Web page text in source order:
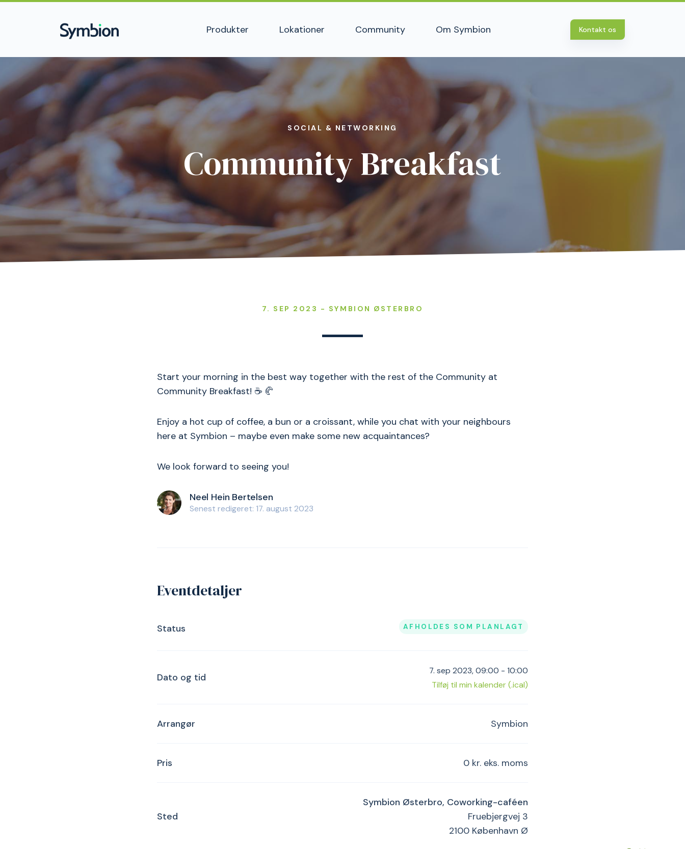
Produkter Lokationer Community Om Symbion Kontakt os
SOCIAL & NETWORKING
Community Breakfast
7. SEP 2023 - SYMBION ØSTERBRO
Start your morning in the best way together with the rest of the Community at
Community Breakfast! ☕ 🥐
Enjoy a hot cup of coffee, a bun or a croissant, while you chat with your neighbours
here at Symbion – maybe even make some new acquaintances?
We look forward to seeing you!
Neel Hein Bertelsen
Senest redigeret: 17. august 2023
Eventdetaljer
Status AFHOLDES SOM PLANLAGT
Dato og tid
7. sep 2023, 09:00 - 10:00
Tilføj til min kalender (.ical)
Arrangør Symbion
Pris 0 kr. eks. moms
Sted
Symbion Østerbro, Coworking-caféen
Fruebjergvej 3
2100 København Ø